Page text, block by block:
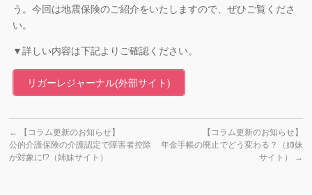
う。今回は地震保険のご紹介をいたしますので、ぜひご覧くださ
い。
▼詳しい内容は下記よりご確認ください。
リガーレジャーナル(外部サイト)
←
【コラム更新のお知らせ】
公的介護保険の介護認定で障害者控除
が対象に!?（姉妹サイト）
【コラム更新のお知らせ】
年金手帳の廃止でどう変わる？（姉妹
サイト）
→